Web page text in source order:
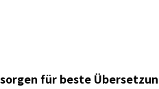
für beste